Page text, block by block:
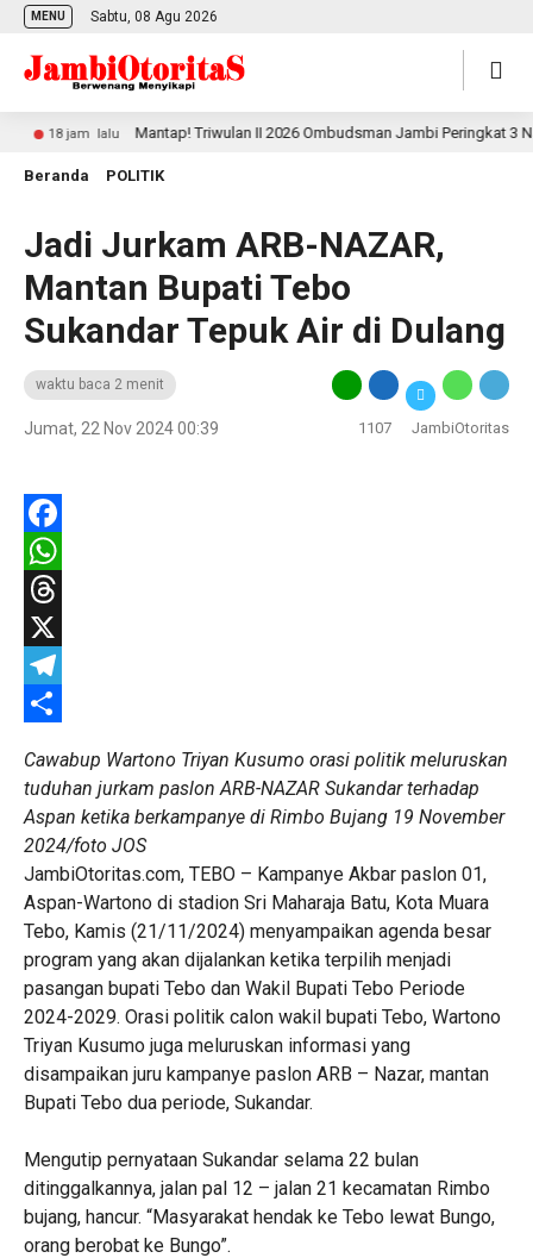
MENU Sabtu, 08 Agu 2026
18 jam lalu Mantap! Triwulan II 2026 Ombudsman Jambi Peringkat 3
Beranda POLITIK
Jadi Jurkam ARB-NAZAR,
Mantan Bupati Tebo
Sukandar Tepuk Air di Dulang
waktu baca 2 menit
Jumat, 22 Nov 2024 00:39 1107 JambiOtoritas
Facebook
WhatsApp
Threads
X
Telegram
Cawabup Wartono Triyan Kusumo orasi politik meluruskan
tuduhan jurkam paslon ARB-NAZAR Sukandar terhadap
Aspan ketika berkampanye di Rimbo Bujang 19 November
2024/foto JOS
JambiOtoritas.com, TEBO – Kampanye Akbar paslon 01,
Aspan-Wartono di stadion Sri Maharaja Batu, Kota Muara
Tebo, Kamis (21/11/2024) menyampaikan agenda besar
program yang akan dijalankan ketika terpilih menjadi
pasangan bupati Tebo dan Wakil Bupati Tebo Periode
2024-2029. Orasi politik calon wakil bupati Tebo, Wartono
Triyan Kusumo juga meluruskan informasi yang
disampaikan juru kampanye paslon ARB – Nazar, mantan
Bupati Tebo dua periode, Sukandar.
Mengutip pernyataan Sukandar selama 22 bulan
ditinggalkannya, jalan pal 12 – jalan 21 kecamatan Rimbo
bujang, hancur. “Masyarakat hendak ke Tebo lewat Bungo,
orang berobat ke Bungo”.